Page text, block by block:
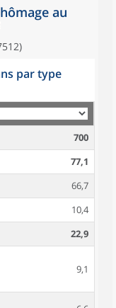
au
par type
700
77,1
66,7
10,4
22,9
9,1